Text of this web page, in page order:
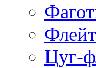
Цуг-